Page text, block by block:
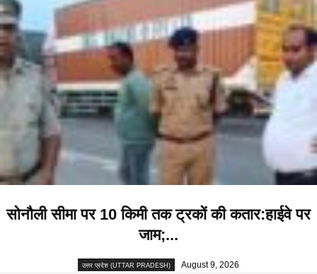
सोनौली सीमा पर 10 किमी तक ट्रकों की कतार:हाईवे पर
जाम;...
उत्तर प्रदेश (UTTAR PRADESH) August 9, 2026